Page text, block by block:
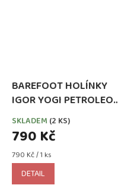
BAREFOOT HOLÍNKY
IGOR YOGI PETROLEO
(PETROLEJOVÉ)
SKLADEM (2 KS)
790 Kč
Měrná
cena:
790 Kč / 1 ks
DETAIL